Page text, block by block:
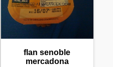
flan senoble
mercadona